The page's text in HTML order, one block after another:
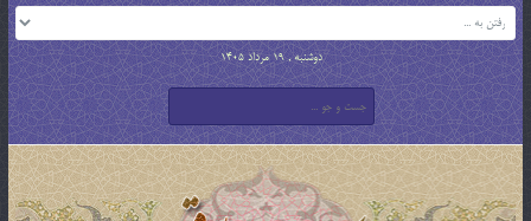
دوشنبه , 19 مرداد 1405